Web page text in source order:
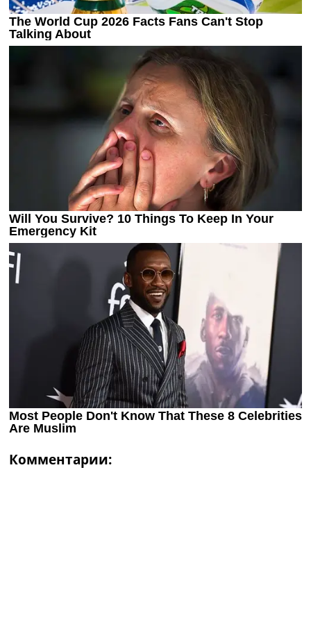
Комментарии: